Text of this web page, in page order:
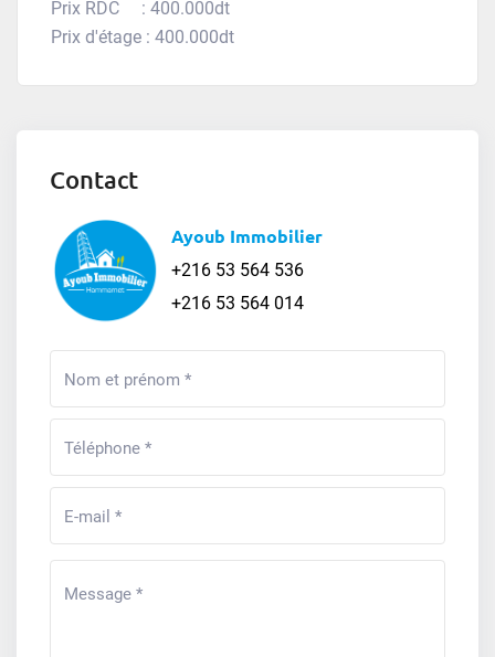
Prix RDC : 400.000dt
Prix d'étage : 400.000dt
Contact
Ayoub Immobilier
+216 53 564 536
+216 53 564 014